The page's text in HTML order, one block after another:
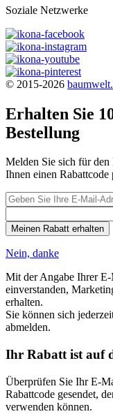
Soziale Netzwerke
© 2015-2026
Erhalten Sie
Bestellung
Melden Sie sich für
Ihnen einen
Meinen Rabatt erhalten
Nein, danke
Mit der Angabe Ihrer
einverstanden,
erhalten.
Sie können sich
abmelden.
Ihr Rabatt ist auf
Überprüfen Sie Ihr E-
Rabattcode gesendet,
verwenden können.